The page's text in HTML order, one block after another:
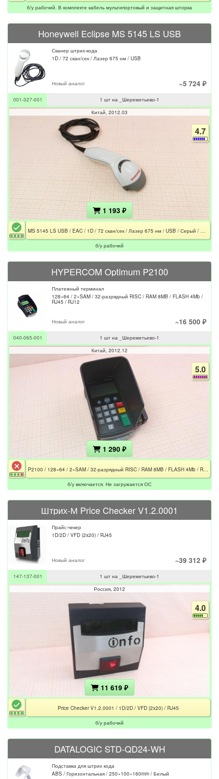
б/у рабочий. В комплекте кабель мультипортовый и защитная шторка
Honeywell Eclipse MS 5145 LS USB
Сканер штрих-кода
1D / 72 скан/сек / Лазер 675 нм / USB
Новый аналог ~5 724 ₽
001-327-001
1 шт на _Шереметьево-1
Китай 2012.03
4.7
1 193 ₽
MS 5145 LS USB / EAC / 1D / 72 скан/сек / Лазер 675 нм / USB / Серый / EAC
б/у рабочий
HYPERCOM Optimum P2100
Платежный терминал
128×64 / 2×SAM / 32-разрядный RISC / RAM 8MB / FLASH 4Mb /
RJ45 / RJ12
Новый аналог ~16 500 ₽
040-065-001
1 шт на _Шереметьево-1
Китай 2012.12
5.0
1 290 ₽
P2100 / 128×64 / 2×SAM / 32-разрядный RISC / RAM 8MB / FLASH 4Mb / RJ45 / RJ12 / Не загружается ОС
б/у включается. Не загружается ОС
Штрих-М Price Checker V1.2.0001
Прайс-чекер
1D/2D / VFD (2x20) / RJ45
Новый аналог ~39 312 ₽
147-137-001
1 шт на _Шереметьево-1
Россия 2012
4.0
11 619 ₽
Price Checker V1.2.0001 / 1D/2D / VFD (2x20) / RJ45
б/у рабочий
DATALOGIC STD-QD24-WH
Подставка для штрих кода
ABS / Горизонтальная / 250×100×160mm / Белый